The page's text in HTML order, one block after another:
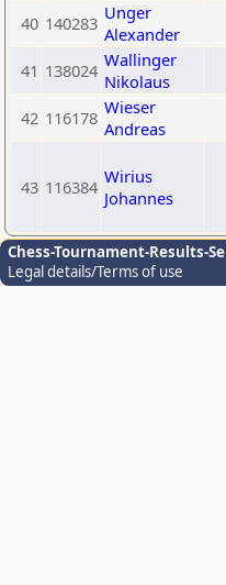
40 140283 Unger
Alexander
41 138024 Wallinger
Nikolaus
42 116178 Wieser
Andreas
43 116384 Wirius
Johannes
Chess-Tournament-Results-
Legal details/Terms of use